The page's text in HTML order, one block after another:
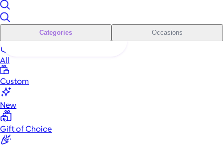
Categories Occasions
All
Custom
New
Gift of Choice